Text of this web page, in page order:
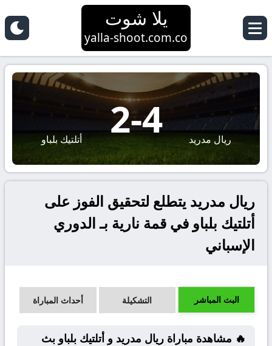
يلا شوت
yalla-shoot.com.co
ريال مدريد 4
-
2 أتلتيك بلباو
ريال مدريد يتطلع لتحقيق الفوز على
أتلتيك بلباو في قمة نارية بـ الدوري
الإسباني
البث المباشر التشكيلة أحداث المباراة
🔥 مشاهدة مباراة ريال مدريد و أتلتيك بلباو بث